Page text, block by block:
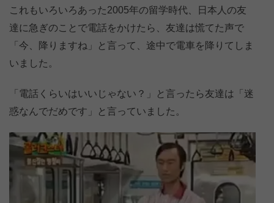
これもいろいろあった2005年の留学時代、日本人の友
達に急ぎのことで電話をかけたら、友達は慌てた声で
「今、降りますね」と言って、途中で電車を降りてしま
いました。
「電話くらいはいいじゃない？」と言ったら友達は「迷
惑なんでだめです」と言っていました。